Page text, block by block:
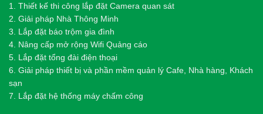
1. Thiết kế thi công lắp đặt Camera quan sát
2. Giải pháp Nhà Thông Minh
3. Lắp đặt báo trộm gia đình
4. Nâng cấp mở rộng Wifi Quảng cáo
5. Lắp đặt tổng đài điện thoại
6. Giải pháp thiết bị và phần mềm quản lý Cafe, Nhà hàng, Khách
sạn
7. Lắp đặt hệ thống máy chấm công